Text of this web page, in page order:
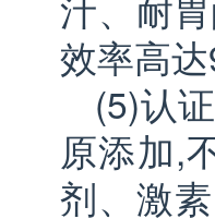
效率高
(5)认
原添加,
剂、激